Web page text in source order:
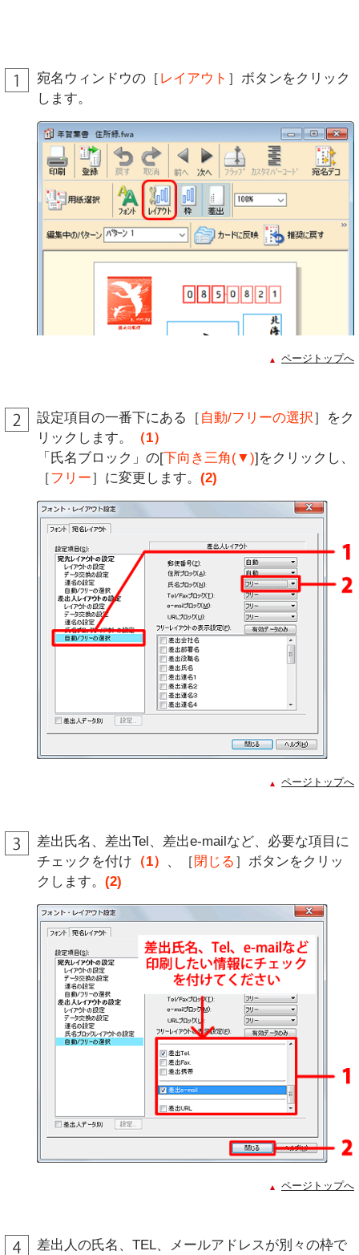
宛名ウィンドウの［ レイアウト ］ボタンをクリック
します。
ページトップへ
設定項目の一番下にある［ 自動/フリーの選択］をク
リックします。
（1）
「氏名ブロック」の[下向き三角(▼)]をクリックし、
［フリー］に変更します。 (2)
ページトップへ
差出氏名、差出Tel、差出e-mailなど、必要な項目に
チェックを付け （1） 、［ 閉じる ］ボタンをクリッ
クします。 (2)
ページトップへ
差出人の氏名、TEL、メールアドレスが別々の枠で